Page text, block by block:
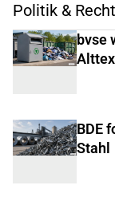
Politik & Recht
bvse
BDE
Stahl